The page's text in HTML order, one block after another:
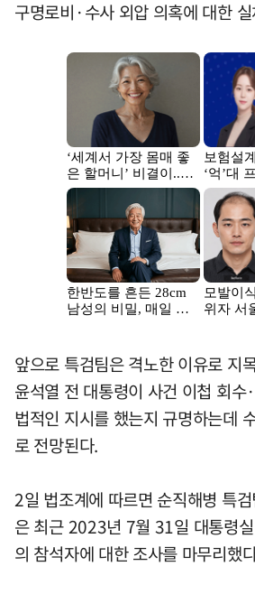
구명로비·수사 외압 의혹에 대한
앞으로 특검팀은 격노한 이유로 지
윤석열 전 대통령이 사건 이첩 회수
법적인 지시를 했는지 규명하는데
로 전망된다.
2일 법조계에 따르면 순직해병 특
은 최근 2023년 7월 31일 대통령
의 참석자에 대한 조사를 마무리했